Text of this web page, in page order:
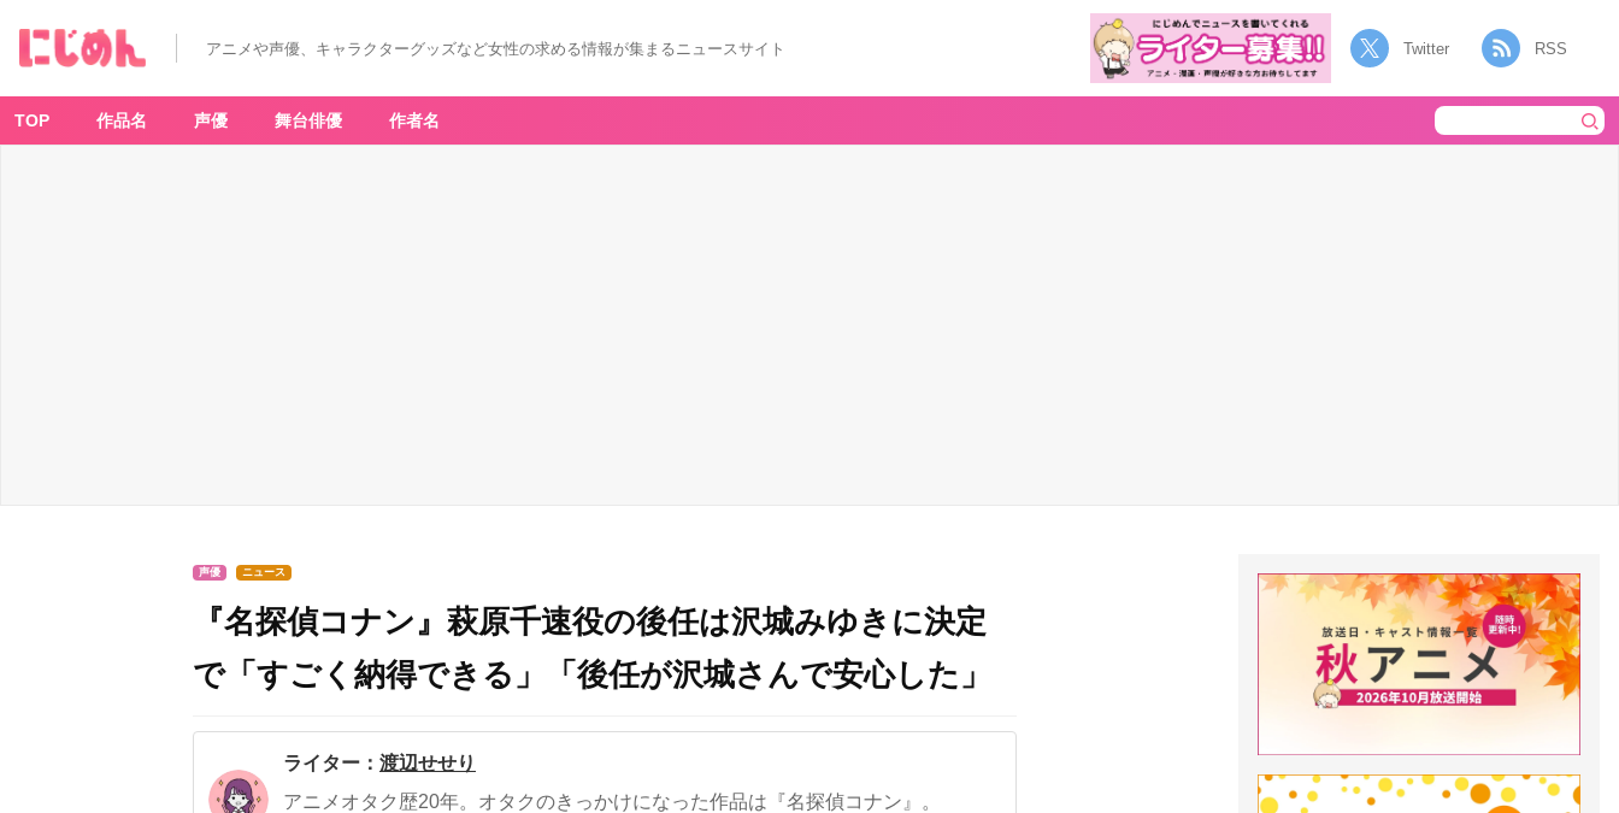
アニメや声優、キャラクターグッズなど女性の求める情報が集まるニュースサイト Twitter RSS
TOP 作品名 声優 舞台俳優 作者名
声優 ニュース
『名探偵コナン』萩原千速役の後任は沢城みゆきに決定
で「すごく納得できる」「後任が沢城さんで安心した」
ライター： 渡辺せせり
アニメオタク歴20年。オタクのきっかけになった作品は『名探偵コナン』。